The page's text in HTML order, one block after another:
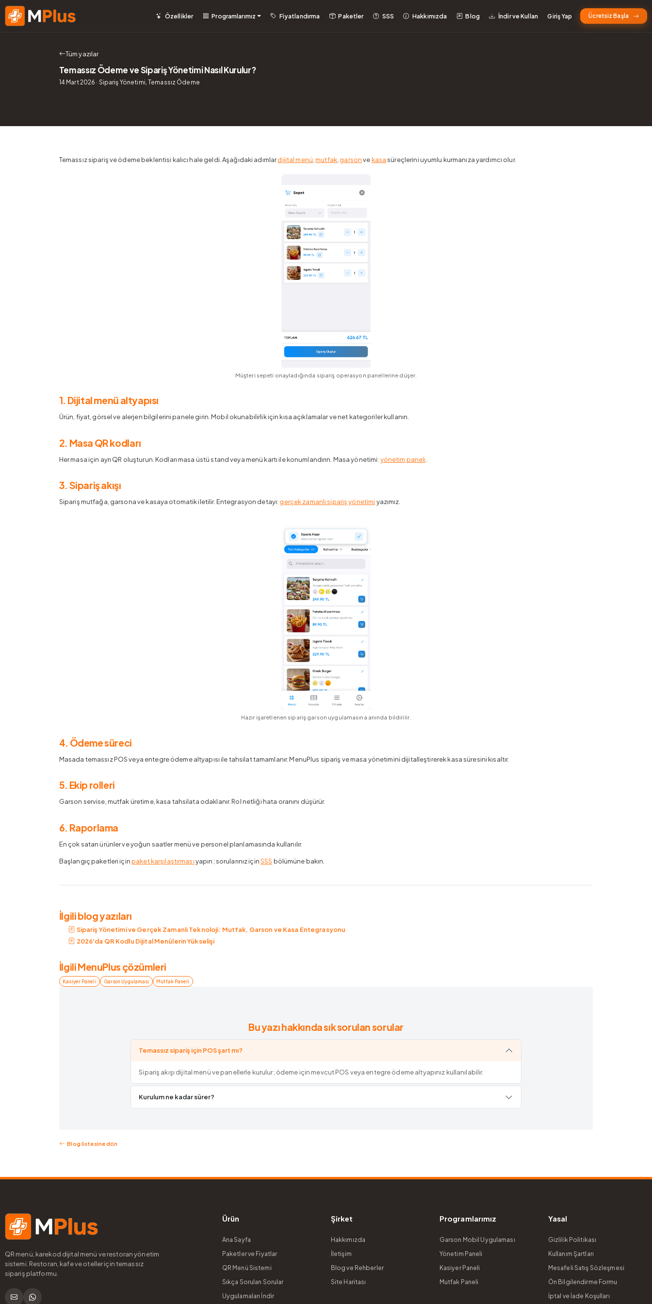
MenuPlus Ana Sayfa Özellikler Programlarımız Fiyatlandırma Paketler SSS Hakkımızda Blog İndir ve Kullan Giriş Yap Ücretsiz Başla
Tüm yazılar
Temassız Ödeme ve Sipariş Yönetimi Nasıl Kurulur?
14 Mart 2026 · Sipariş Yönetimi, Temassız Ödeme
Temassız sipariş ve ödeme beklentisi kalıcı hale geldi. Aşağıdaki adımlardijital menü ,mutfak, garsonvekasasüreçlerini uyumlu kurmanıza yardımcı olur.
Müşteri sepeti onayladığında sipariş operasyon panellerine düşer.
1. Dijital menü altyapısı
Ürün, fiyat, görsel ve alerjen bilgilerini panele girin. Mobil okunabilirlik için kısa açıklamalar ve net kategoriler kullanın.
2. Masa QR kodları
Her masa için ayrı QR oluşturun. Kodları masa üstü stand veya menü kartı ile konumlandırın. Masa yönetimi: yönetim paneli
3. Sipariş akışı
Sipariş mutfağa, garsona ve kasaya otomatik iletilir. Entegrasyon detayı: gerçek zamanlı sipariş yönetimi yazımız.
Hazır işaretlenen sipariş garson uygulamasına anında bildirilir.
4. Ödeme süreci
Masada temassız POS veya entegre ödeme altyapısı ile tahsilat tamamlanır. MenuPlus sipariş ve masa yönetimini dijitalleştirerek kasa süresini kısaltır.
5. Ekip rolleri
Garson servise, mutfak üretime, kasa tahsilata odaklanır. Rol netliği hata oranını düşürür.
6. Raporlama
En çok satan ürünler ve yoğun saatler menü ve personel planlamasında kullanılır.
Başlangıç paketleri içinpaket karşılaştırmasıyapın; sorularınız içinSSS bölümüne bakın.
İlgili blog yazıları
Sipariş Yönetimi ve Gerçek Zamanlı Teknoloji: Mutfak, Garson ve Kasa Entegrasyonu
2026'da QR Kodlu Dijital Menülerin Yükselişi
İlgili MenuPlus çözümleri
Kasiyer Paneli Garson Uygulaması Mutfak Paneli
Bu yazı hakkında sık sorulan sorular
Temassız sipariş için POS şart mı?
Sipariş akışı dijital menü ve panellerle kurulur; ödeme için mevcut POS veya entegre ödeme altyapınız kullanılabilir.
Kurulum ne kadar sürer?
Blog listesine dön
QR menü, karekod dijital menü ve restoran yönetim
sistemi. Restoran, kafe ve oteller için temassız
sipariş platformu.
WhatsApp ile iletişim
Ürün
Ana Sayfa
Paketler ve Fiyatlar
QR Menü Sistemi
Sıkça Sorulan Sorular
Uygulamaları İndir
Şirket
Hakkımızda
İletişim
Blog ve Rehberler
Site Haritası
Programlarımız
Garson Mobil Uygulaması
Yönetim Paneli
Kasiyer Paneli
Mutfak Paneli
Yasal
Gizlilik Politikası
Kullanım Şartları
Mesafeli Satış Sözleşmesi
Ön Bilgilendirme Formu
İptal ve İade Koşulları